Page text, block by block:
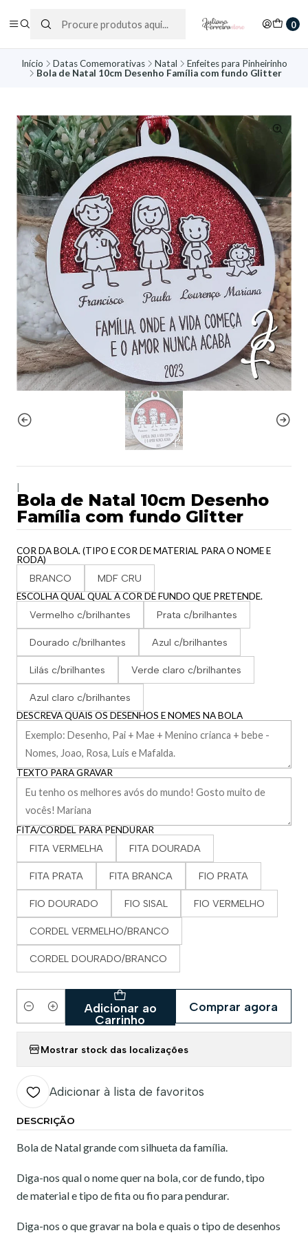
0
Início Datas Comemorativas Natal
Enfeites para Pinheirinho
Bola de Natal 10cm Desenho Família com fundo Glitter
Bola de Natal 10cm Desenho
Família com fundo Glitter
COR DA BOLA. (TIPO E COR DE MATERIAL PARA O NOME E
RODA)
BRANCO MDF CRU
ESCOLHA QUAL QUAL A COR DE FUNDO QUE PRETENDE.
Vermelho c/brilhantes Prata c/brilhantes
Dourado c/brilhantes Azul c/brilhantes
Lilás c/brilhantes Verde claro c/brilhantes
Azul claro c/brilhantes
DESCREVA QUAIS OS DESENHOS E NOMES NA BOLA
TEXTO PARA GRAVAR
FITA/CORDEL PARA PENDURAR
FITA VERMELHA FITA DOURADA
FITA PRATA FITA BRANCA FIO PRATA
FIO DOURADO FIO SISAL FIO VERMELHO
CORDEL VERMELHO/BRANCO
CORDEL DOURADO/BRANCO
Quantidade
Adicionar ao
Carrinho
Comprar agora
Mostrar stock das localizações
Adicionar à lista de favoritos
DESCRIÇÃO
Bola de Natal grande com silhueta da família.
Diga-nos qual o nome quer na bola, cor de fundo, tipo
de material e tipo de fita ou fio para pendurar.
Diga-nos o que gravar na bola e quais o tipo de desenhos